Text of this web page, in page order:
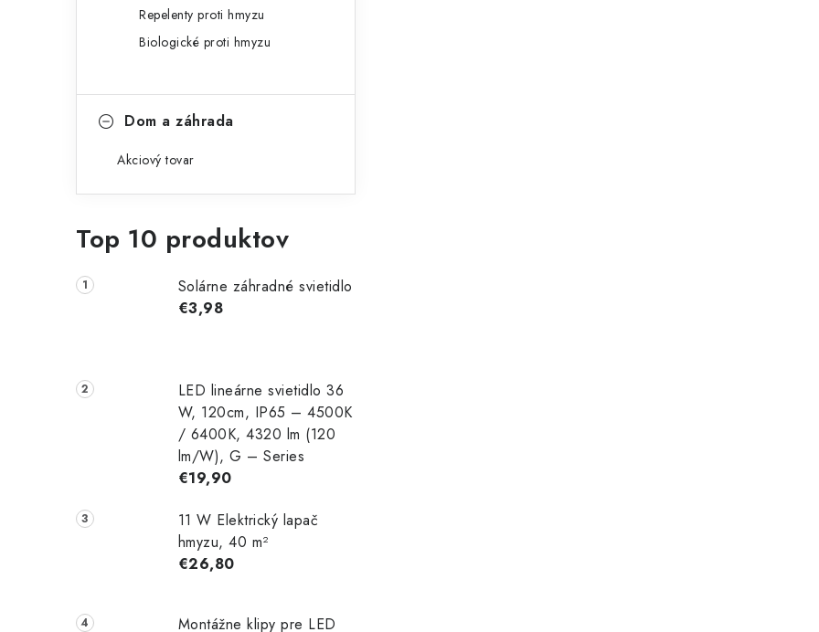
Repelenty proti hmyzu
Biologické proti hmyzu
Dom a záhrada
Akciový tovar
Top 10 produktov
Solárne záhradné svietidlo
€3,98
LED lineárne svietidlo 36
W, 120cm, IP65 – 4500K
/ 6400K, 4320 lm (120
lm/W), G – Series
€19,90
11 W Elektrický lapač
hmyzu, 40 m²
€26,80
Montážne klipy pre LED